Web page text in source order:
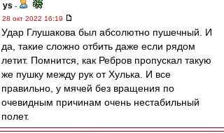
ys -
28 окт 2022 16:19
Удар Глушакова был абсолютно пушечный. И
да, такие сложно отбить даже если рядом
летит. Помнится, как Ребров пропускал такую
же пушку между рук от Хулька. И все
правильно, у мячей без вращения по
очевидным причинам очень нестабильный
полет.